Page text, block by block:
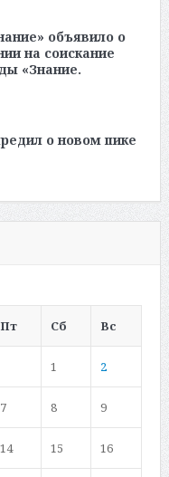
объявило о
на соискание
«Знание.
о новом пике
Пт Сб Вс
1 2
7 8 9
14 15 16